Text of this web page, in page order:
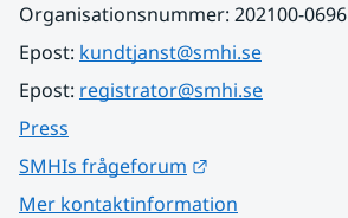
Organisationsnummer: 202100-0696
Epost: kundtjanst@smhi.se
Epost: registrator@smhi.se
Press
SMHIs frågeforum
Mer kontaktinformation